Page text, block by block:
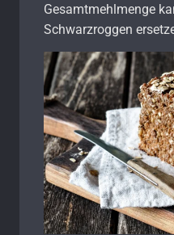
Gesamtmehlmenge
Schwarzroggen